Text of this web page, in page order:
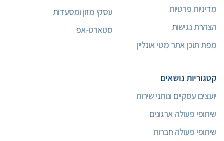
מדיניות פרטיות
הצהרת נגישות
מפת תוכן אתר מטי אונליין
עסקי מזון ומסעדות
סטארט-אפ
קטגוריות נושאים
יועצים עסקיים ונותני שירות
שיתופי פעולה ארגונים
שיתופי פעולה חברות